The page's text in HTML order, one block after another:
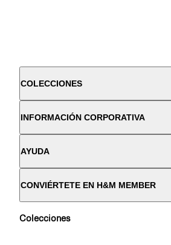
COLECCIONES
INFORMACIÓN CORPORATIVA
AYUDA
CONVIÉRTETE EN H&M MEMBER
Colecciones